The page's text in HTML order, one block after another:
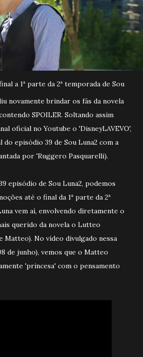
a 1ª parte da 2ª temporada de Sou
novamente brindar os fãs da novela
SPOILER. Soltando assim
oficial no Youtube o 'DisneyLAVEVO',
do episódio 39 de Sou Luna2 com a
por 'Ruggero Pasquarelli).
episódio de Sou Luna2, podemos
até o final da 1ª parte da 2ª
vem aí, envolvendo diretamente o
querido da novela o Lutteo
Matteo). No vídeo divulgado nessa
de junho), vemos que o Matteo
'princesa' com o pensamento